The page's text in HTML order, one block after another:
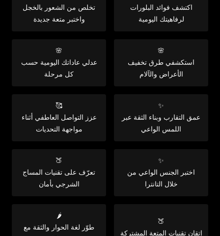
اكتشف فوائد البلورات
لرفاهيتك اليومية
تخلص من الشعور بالخجل
واختبر متعة جديدة
🌸
استكشفي طرق تخفيف
الأعراض والآلام
🌸
عدلي عاداتك اليومية حسب
كل مرحلة
✨
عمق التقارب وبناء الثقة عبر
اللمس الواعي
🥰
عزز التواصل العاطفي أثناء
مواجهة التحديات
✨
اختبر الجنس الواعي من
خلال التانترا
🍑
تعرّف على تقنيات المساج
الشرجي بأمان
🍑
إتقان تقنيات المتعة المشتركة
🌶️
طوّر لغة الحوار والثقة مع